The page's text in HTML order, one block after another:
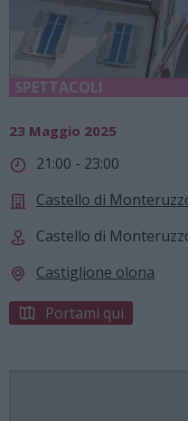
SPETTACOLI
23 Maggio 2025
21:00 - 23:00
Castello di
Castello di
Castiglione olona
Portami qui